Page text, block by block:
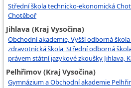
Střední škola technicko-ekonomická
Chotěboř
Jihlava (Kraj Vysočina)
Obchodní akademie, Vyšší odborná
zdravotnická škola, Střední odborná
právem státní jazykové zkoušky Jihlava,
Pelhřimov (Kraj Vysočina)
Gymnázium a Obchodní akademie